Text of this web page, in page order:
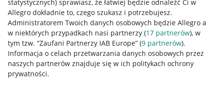
statystycznych) sprawiasz, że łatwiej będzie odnaleźć Ci w
Allegro dokładnie to, czego szukasz i potrzebujesz.
Administratorem Twoich danych osobowych będzie Allegro a
w niektórych przypadkach nasi partnerzy (17 partnerów), w
tym tzw. “Zaufani Partnerzy IAB Europe” (9 partnerów).
Informacja o celach przetwarzania danych osobowych przez
naszych partnerów znajduje się w ich politykach ochrony
prywatności.
Przydatne informacje
Jak to działa